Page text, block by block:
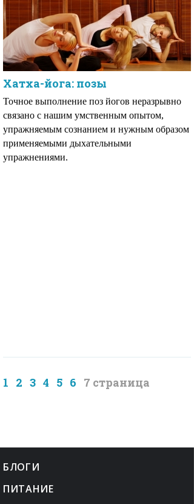
Хатха-йога: позы
Точное выполнение поз йогов неразрывно
связано с нашим умственным опытом,
упражняемым сознанием и нужным образом
применяемыми дыхательными
упражнениями.
1 2 3 4 5 6 7
БЛОГИ
ПИТАНИЕ